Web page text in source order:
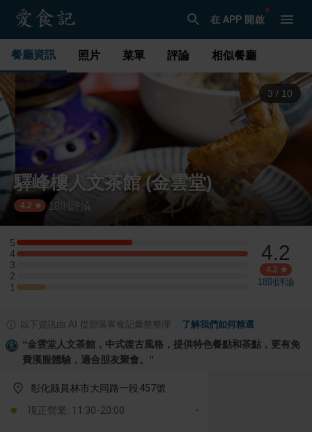
在 APP 開啟
餐廳資訊 照片 菜單 評論 相似餐廳
3 / 10
驛峰樓人文茶館 (金雲堂)
4.2 ·18則評論
5
5 星：4 則評論
4
4 星：8 則評論
3
3 星：0 則評論
2
2 星：0 則評論
1
1 星：1 則評論
4.2
4.2
18則評論
以下資訊由 AI 從部落客食記彙整整理 了解我們如何精選
“金雲堂人文茶館，中式復古風格，提供特色餐點和茶點，更有免
費漢服體驗，適合朋友聚會。 ”
彰化縣員林市大同路一段457號
現正營業: 11:30-20:00